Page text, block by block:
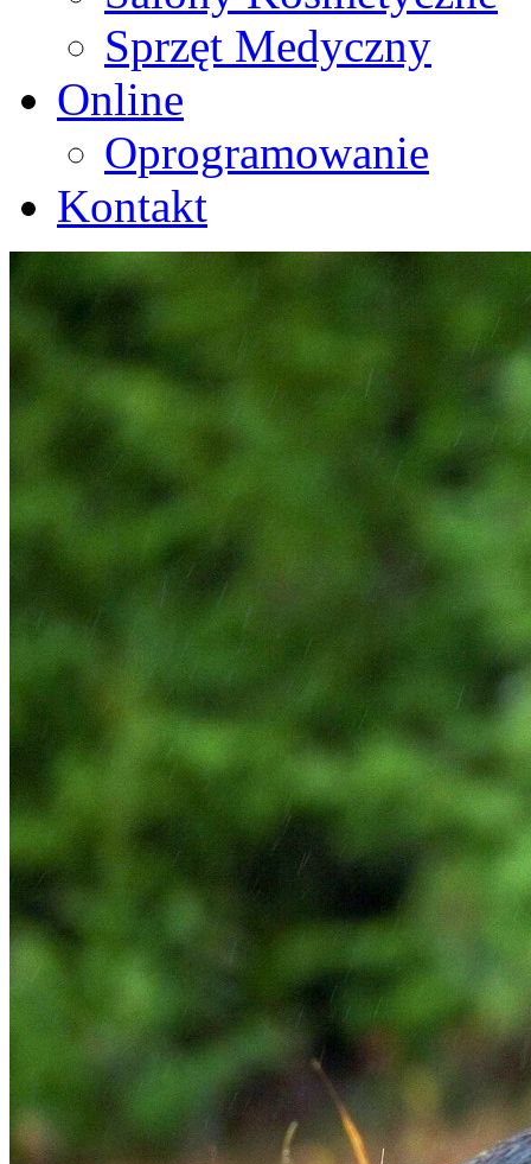
Sprzęt Medyczny
Online
Oprogramowanie
Kontakt